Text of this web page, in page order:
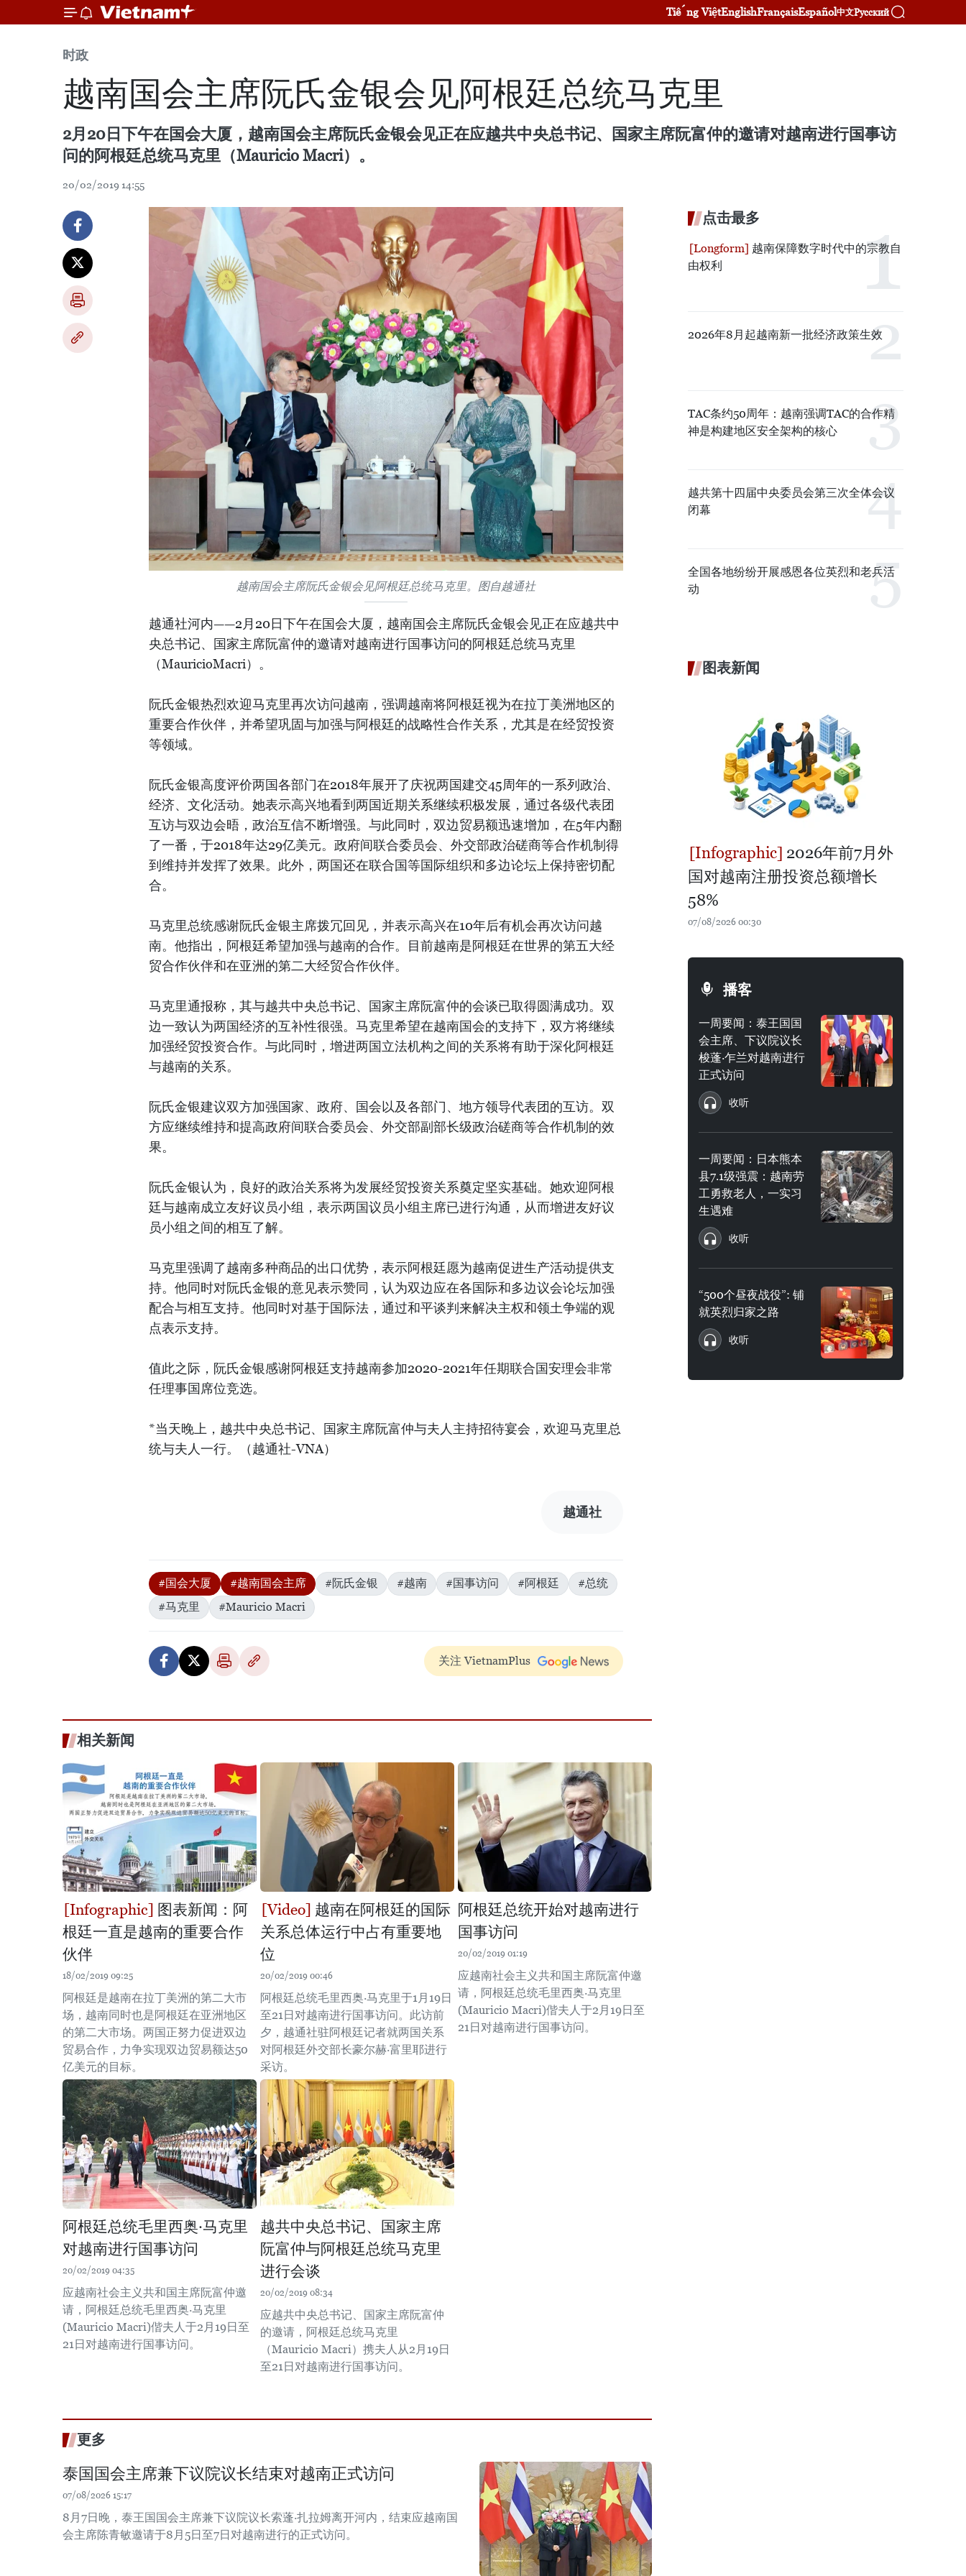
Tiếng ViệtEnglishFrançaisEspañol中文Русский
时政
越南国会主席阮氏金银会见阿根廷总统马克里
2月20日下午在国会大厦，越南国会主席阮氏金银会见正在应越共中央总书记、国家主席阮富仲的邀请对越南进行国事访
问的阿根廷总统马克里（Mauricio Macri）。
20/02/2019 14:55
越南国会主席阮氏金银会见阿根廷总统马克里。图自越通社
越通社河内——2月20日下午在国会大厦，越南国会主席阮氏金银会见正在应越共中
央总书记、国家主席阮富仲的邀请对越南进行国事访问的阿根廷总统马克里
（MauricioMacri）。
阮氏金银热烈欢迎马克里再次访问越南，强调越南将阿根廷视为在拉丁美洲地区的
重要合作伙伴，并希望巩固与加强与阿根廷的战略性合作关系，尤其是在经贸投资
等领域。
阮氏金银高度评价两国各部门在2018年展开了庆祝两国建交45周年的一系列政治、
经济、文化活动。她表示高兴地看到两国近期关系继续积极发展，通过各级代表团
互访与双边会晤，政治互信不断增强。与此同时，双边贸易额迅速增加，在5年内翻
了一番，于2018年达29亿美元。政府间联合委员会、外交部政治磋商等合作机制得
到维持并发挥了效果。此外，两国还在联合国等国际组织和多边论坛上保持密切配
合。
马克里总统感谢阮氏金银主席拨冗回见，并表示高兴在10年后有机会再次访问越
南。他指出，阿根廷希望加强与越南的合作。目前越南是阿根廷在世界的第五大经
贸合作伙伴和在亚洲的第二大经贸合作伙伴。
马克里通报称，其与越共中央总书记、国家主席阮富仲的会谈已取得圆满成功。双
边一致认为两国经济的互补性很强。马克里希望在越南国会的支持下，双方将继续
加强经贸投资合作。与此同时，增进两国立法机构之间的关系将有助于深化阿根廷
与越南的关系。
阮氏金银建议双方加强国家、政府、国会以及各部门、地方领导代表团的互访。双
方应继续维持和提高政府间联合委员会、外交部副部长级政治磋商等合作机制的效
果。
阮氏金银认为，良好的政治关系将为发展经贸投资关系奠定坚实基础。她欢迎阿根
廷与越南成立友好议员小组，表示两国议员小组主席已进行沟通，从而增进友好议
员小组之间的相互了解。
马克里强调了越南多种商品的出口优势，表示阿根廷愿为越南促进生产活动提供支
持。他同时对阮氏金银的意见表示赞同，认为双边应在各国际和多边议会论坛加强
配合与相互支持。他同时对基于国际法，通过和平谈判来解决主权和领土争端的观
点表示支持。
值此之际，阮氏金银感谢阿根廷支持越南参加2020-2021年任期联合国安理会非常
任理事国席位竞选。
*当天晚上，越共中央总书记、国家主席阮富仲与夫人主持招待宴会，欢迎马克里总
统与夫人一行。（越通社-VNA）
越通社
#国会大厦 #越南国会主席 #阮氏金银 #越南 #国事访问 #阿根廷
#总统
#马克里
#Mauricio Macri
关注 VietnamPlus
相关新闻
图表新闻：阿
根廷一直是越南的重要合作
伙伴
18/02/2019 09:25
阿根廷是越南在拉丁美洲的第二大市
场，越南同时也是阿根廷在亚洲地区
的第二大市场。两国正努力促进双边
贸易合作，力争实现双边贸易额达50
亿美元的目标。
越南在阿根廷的国际
关系总体运行中占有重要地
位
20/02/2019 00:46
阿根廷总统毛里西奥·马克里于1月19日
至21日对越南进行国事访问。此访前
夕，越通社驻阿根廷记者就两国关系
对阿根廷外交部长豪尔赫·富里耶进行
采访。
阿根廷总统开始对越南进行
国事访问
20/02/2019 01:19
应越南社会主义共和国主席阮富仲邀
请，阿根廷总统毛里西奥·马克里
(Mauricio Macri)偕夫人于2月19日至
21日对越南进行国事访问。
阿根廷总统毛里西奥·马克里
对越南进行国事访问
20/02/2019 04:35
应越南社会主义共和国主席阮富仲邀
请，阿根廷总统毛里西奥·马克里
(Mauricio Macri)偕夫人于2月19日至
21日对越南进行国事访问。
越共中央总书记、国家主席
阮富仲与阿根廷总统马克里
进行会谈
20/02/2019 08:34
应越共中央总书记、国家主席阮富仲
的邀请，阿根廷总统马克里
（Mauricio Macri）携夫人从2月19日
至21日对越南进行国事访问。
更多
泰国国会主席兼下议院议长结束对越南正式访问
07/08/2026 15:17
8月7日晚，泰王国国会主席兼下议院议长索蓬·扎拉姆离开河内，结束应越南国
会主席陈青敏邀请于8月5日至7日对越南进行的正式访问。
点击最多
越南保障数字时代中的宗教自
由权利
2026年8月起越南新一批经济政策生效
TAC条约50周年：越南强调TAC的合作精
神是构建地区安全架构的核心
越共第十四届中央委员会第三次全体会议
闭幕
全国各地纷纷开展感恩各位英烈和老兵活
动
图表新闻
2026年前7月外
国对越南注册投资总额增长
58%
07/08/2026 00:30
播客
一周要闻：泰王国国
会主席、下议院议长
梭蓬·乍兰对越南进行
正式访问
收听
一周要闻：日本熊本
县7.1级强震：越南劳
工勇救老人，一实习
生遇难
收听
“500个昼夜战役”: 铺
就英烈归家之路
收听